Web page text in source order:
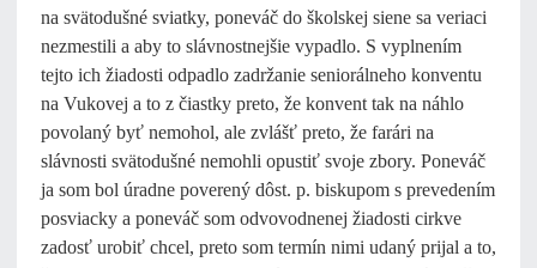
na svätodušné sviatky, poneváč do školskej siene sa veriaci
nezmestili a aby to slávnostnejšie vypadlo. S vyplnením
tejto ich žiadosti odpadlo zadržanie seniorálneho konventu
na Vukovej a to z čiastky preto, že konvent tak na náhlo
povolaný byť nemohol, ale zvlášť preto, že farári na
slávnosti svätodušné nemohli opustiť svoje zbory. Poneváč
ja som bol úradne poverený dôst. p. biskupom s prevedením
posviacky a poneváč som odvovodnenej žiadosti cirkve
zadosť urobiť chcel, preto som termín nimi udaný prijal a to,